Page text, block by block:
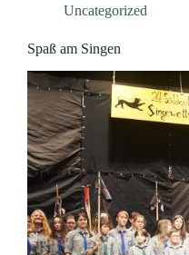
Uncategorized
Spaß am Singen